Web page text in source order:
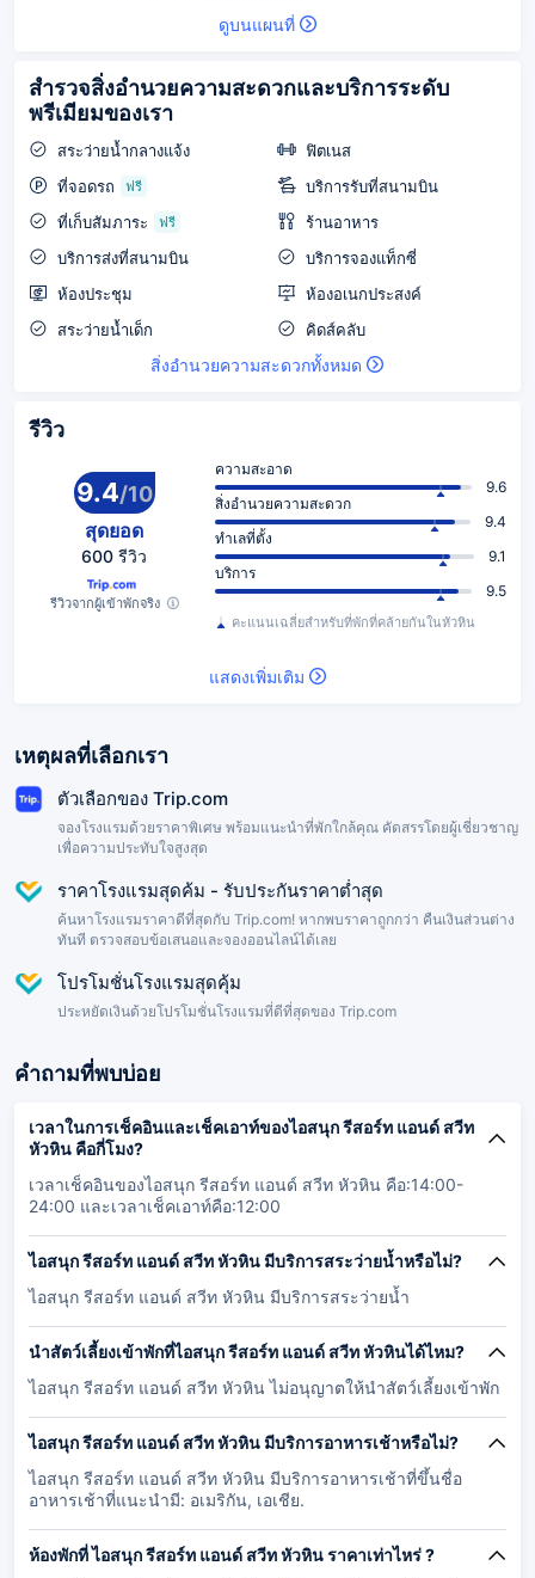
ดูบนแผนที่
สำรวจสิ่งอำนวยความสะดวกและบริการระดับ
พรีเมียมของเรา
สระว่ายน้ำกลางแจ้ง
ฟิตเนส
ที่จอดรถ
ฟรี
บริการรับที่สนามบิน
ที่เก็บสัมภาระ
ฟรี
ร้านอาหาร
บริการส่งที่สนามบิน
บริการจองแท็กซี่
ห้องประชุม
ห้องอเนกประสงค์
สระว่ายน้ำเด็ก
คิดส์คลับ
สิ่งอำนวยความสะดวกทั้งหมด
รีวิว
9.4/10
สุดยอด
600 รีวิว
รีวิวจากผู้เข้าพักจริง
ความสะอาด
9.6
สิ่งอำนวยความสะดวก
9.4
ทำเลที่ตั้ง
9.1
บริการ
9.5
คะแนนเฉลี่ยสำหรับที่พักที่คล้ายกันในหัวหิน
แสดงเพิ่มเติม
เหตุผลที่เลือกเรา
ตัวเลือกของ Trip.com
จองโรงแรมด้วยราคาพิเศษ พร้อมแนะนำที่พักใกล้คุณ คัดสรรโดยผู้เชี่ยวชาญ
เพื่อความประทับใจสูงสุด
ราคาโรงแรมสุดค้ม - รับประกันราคาต่ำสุด
ค้นหาโรงแรมราคาดีที่สุดกับ Trip.com! หากพบราคาถูกกว่า คืนเงินส่วนต่าง
ทันที ตรวจสอบข้อเสนอและจองออนไลน์ได้เลย
โปรโมชั่นโรงแรมสุดคุ้ม
ประหยัดเงินด้วยโปรโมชั่นโรงแรมที่ดีที่สุดของ Trip.com
คำถามที่พบบ่อย
เวลาในการเช็คอินและเช็คเอาท์ของไอสนุก รีสอร์ท แอนด์ สวีท
หัวหิน คือกี่โมง?
เวลาเช็คอินของไอสนุก รีสอร์ท แอนด์ สวีท หัวหิน คือ:14:00-
24:00 และเวลาเช็คเอาท์คือ:12:00
ไอสนุก รีสอร์ท แอนด์ สวีท หัวหิน มีบริการสระว่ายน้ำหรือไม่?
ไอสนุก รีสอร์ท แอนด์ สวีท หัวหิน มีบริการสระว่ายน้ำ
นำสัตว์เลี้ยงเข้าพักที่ไอสนุก รีสอร์ท แอนด์ สวีท หัวหินได้ไหม?
ไอสนุก รีสอร์ท แอนด์ สวีท หัวหิน ไม่อนุญาตให้นำสัตว์เลี้ยงเข้าพัก
ไอสนุก รีสอร์ท แอนด์ สวีท หัวหิน มีบริการอาหารเช้าหรือไม่?
ไอสนุก รีสอร์ท แอนด์ สวีท หัวหิน มีบริการอาหารเช้าที่ขึ้นชื่อ
อาหารเช้าที่แนะนำมี: อเมริกัน, เอเชีย.
ห้องพักที่ ไอสนุก รีสอร์ท แอนด์ สวีท หัวหิน ราคาเท่าไหร่ ?